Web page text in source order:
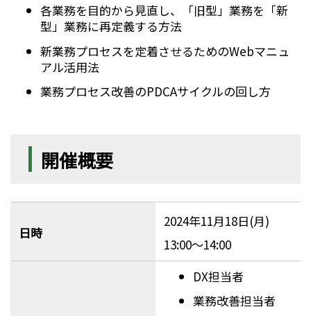
各業務を目的から見直し、「旧型」業務を「新
型」業務に再定義する方法
新業務プロセスを定着させるためのWebマニュ
アル活用法
業務プロセス改善のPDCAサイクルの回し方
開催概要
日時
2024年11月18日(月)
13:00～14:00
DX担当者
業務改善担当者